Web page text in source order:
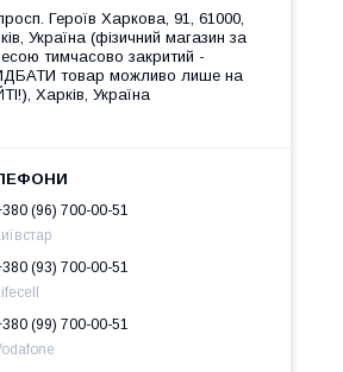
Героїв Харкова, 91, 61000,
Україна (фізичний магазин за
тимчасово закритий -
товар можливо лише на
Харків, Україна
(96) 700-00-51
(93) 700-00-51
(99) 700-00-51